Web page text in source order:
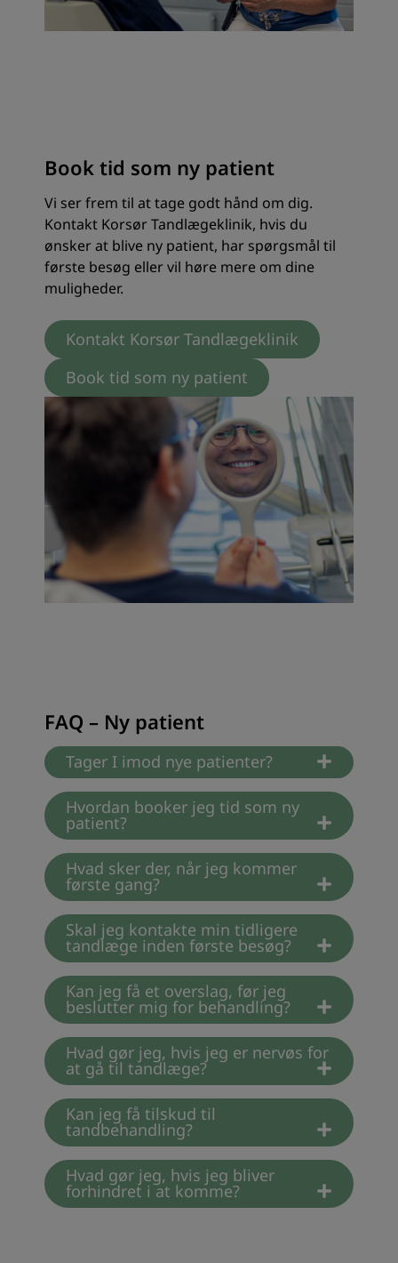
Book tid som ny patient
Vi ser frem til at tage godt hånd om dig.
Kontakt Korsør Tandlægeklinik, hvis du
ønsker at blive ny patient, har spørgsmål til
første besøg eller vil høre mere om dine
muligheder.
Kontakt Korsør Tandlægeklinik
Book tid som ny patient
FAQ – Ny patient
Tager I imod nye patienter?
Hvordan booker jeg tid som ny
patient?
Hvad sker der, når jeg kommer
første gang?
Skal jeg kontakte min tidligere
tandlæge inden første besøg?
Kan jeg få et overslag, før jeg
beslutter mig for behandling?
Hvad gør jeg, hvis jeg er nervøs for
at gå til tandlæge?
Kan jeg få tilskud til
tandbehandling?
Hvad gør jeg, hvis jeg bliver
forhindret i at komme?